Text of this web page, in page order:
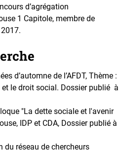
d’agrégation
1 Capitole, membre de
d’automne de l’AFDT, Thème :
le droit social. Dossier publié à
"La dette sociale et l'avenir
IDP et CDA, Dossier publié à
réseau de chercheurs